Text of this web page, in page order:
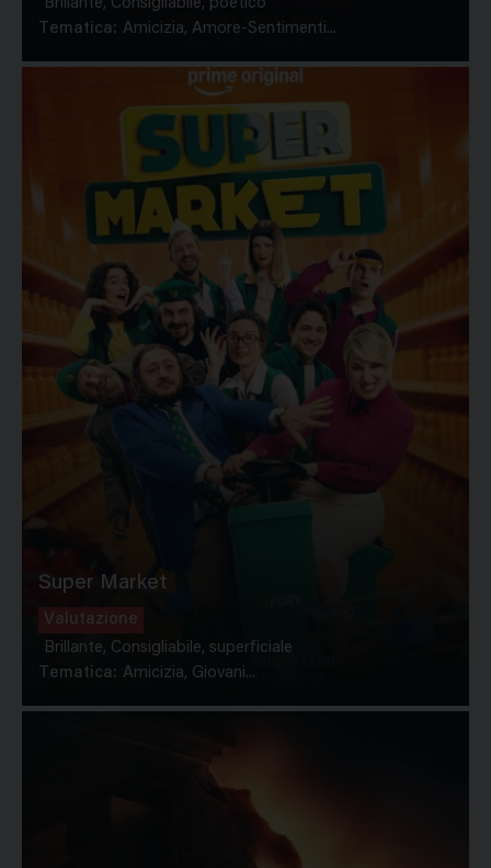
Brillante, Consigliabile, poetico
Tematica: Amicizia, Amore-Sentimenti...
Super Market
Valutazione
Brillante, Consigliabile, superficiale
Tematica: Amicizia, Giovani...